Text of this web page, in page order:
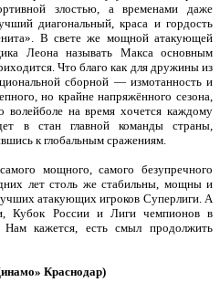
злостью, а временами даже
диагональный, краса и гордость
В свете же мощной атакующей
Леона называть Макса основным
Что благо как для дружины из
сборной — измотанность и
но крайне напряжённого сезона,
волейболе на время хочется каждому
в стан главной команды страны,
к глобальным сражениям.
мощного, самого безупречного
лет столь же стабильны, мощны и
атакующих игроков Суперлиги. А
Кубок России и Лиги чемпионов в
кажется, есть смыл продолжить
Краснодар)